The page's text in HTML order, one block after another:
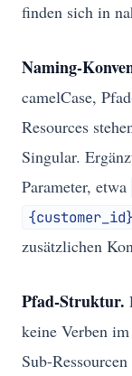
finden sich in
Naming-
camelCase,
Resources
Singular.
Parameter, etwa
{customer_id}
zusätzlichen
Pfad-Struktur.
keine Verben
Sub-